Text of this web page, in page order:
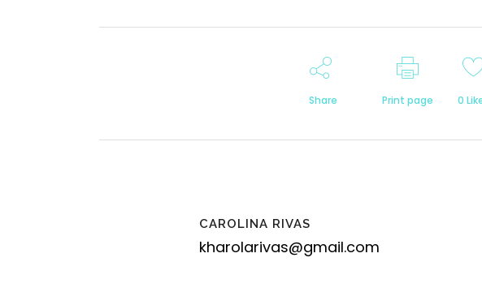
Share Print page 0
CAROLINA RIVAS
kharolarivas@gmail.com